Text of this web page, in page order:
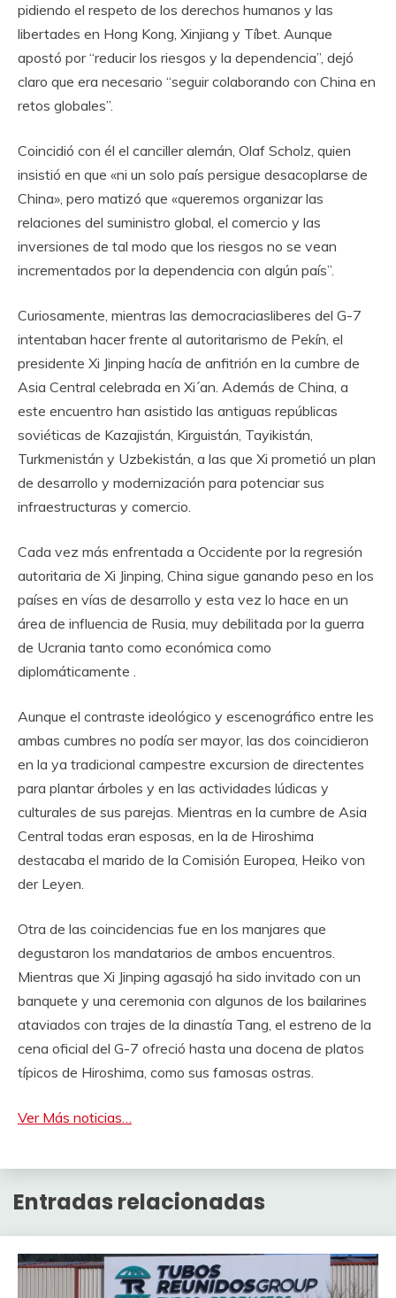
pidiendo el respeto de los derechos humanos y las
libertades en Hong Kong, Xinjiang y Tíbet. Aunque
apostó por “reducir los riesgos y la dependencia”, dejó
claro que era necesario “seguir colaborando con China en
retos globales”.
Coincidió con él el canciller alemán, Olaf Scholz, quien
insistió en que «ni un solo país persigue desacoplarse de
China», pero matizó que «queremos organizar las
relaciones del suministro global, el comercio y las
inversiones de tal modo que los riesgos no se vean
incrementados por la dependencia con algún país”.
Curiosamente, mientras las democraciasliberes del G-7
intentaban hacer frente al autoritarismo de Pekín, el
presidente Xi Jinping hacía de anfitrión en la cumbre de
Asia Central celebrada en Xi´an. Además de China, a
este encuentro han asistido las antiguas repúblicas
soviéticas de Kazajistán, Kirguistán, Tayikistán,
Turkmenistán y Uzbekistán, a las que Xi prometió un plan
de desarrollo y modernización para potenciar sus
infraestructuras y comercio.
Cada vez más enfrentada a Occidente por la regresión
autoritaria de Xi Jinping, China sigue ganando peso en los
países en vías de desarrollo y esta vez lo hace en un
área de influencia de Rusia, muy debilitada por la guerra
de Ucrania tanto como económica como
diplomáticamente .
Aunque el contraste ideológico y escenográfico entre les
ambas cumbres no podía ser mayor, las dos coincidieron
en la ya tradicional campestre excursion de directentes
para plantar árboles y en las actividades lúdicas y
culturales de sus parejas. Mientras en la cumbre de Asia
Central todas eran esposas, en la de Hiroshima
destacaba el marido de la Comisión Europea, Heiko von
der Leyen.
Otra de las coincidencias fue en los manjares que
degustaron los mandatarios de ambos encuentros.
Mientras que Xi Jinping agasajó ha sido invitado con un
banquete y una ceremonia con algunos de los bailarines
ataviados con trajes de la dinastía Tang, el estreno de la
cena oficial del G-7 ofreció hasta una docena de platos
típicos de Hiroshima, como sus famosas ostras.
Ver Más noticias…
Entradas relacionadas